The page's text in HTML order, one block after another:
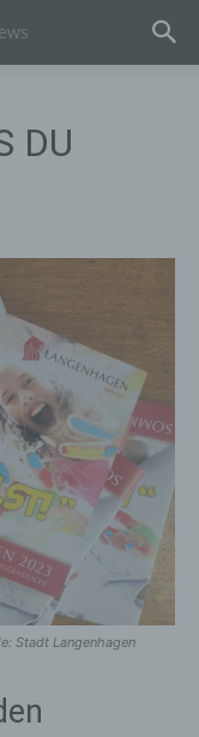
DU
Stadt Langenhagen